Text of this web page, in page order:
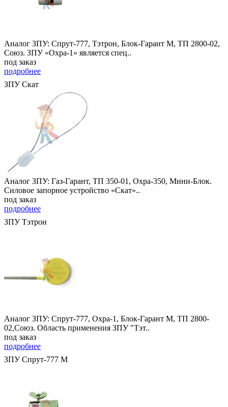
Аналог ЗПУ: Спрут-777, Тэтрон, Блок-Гарант М, ТП 2800-02,
Союз. ЗПУ «Охра-1» является спец..
под заказ
подробнее
ЗПУ Скат
Аналог ЗПУ: Газ-Гарант, ТП 350-01, Охра-350, Мини-Блок.
Силовое запорное устройство «Скат»..
под заказ
подробнее
ЗПУ Тэтрон
Аналог ЗПУ: Спрут-777, Охра-1, Блок-Гарант М, ТП 2800-
02,Союз. Область применения ЗПУ "Тэт..
под заказ
подробнее
ЗПУ Спрут-777 М